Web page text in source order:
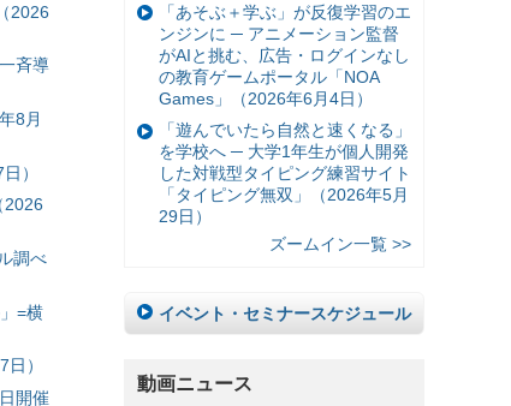
2026
斉導
8月
）
2026
調べ
=横
）
開催
「あそぶ＋学ぶ」が反復学習のエ
ンジンに ─ アニメーション監督
がAIと挑む、広告・ログインなし
の教育ゲームポータル「NOA
Games」（2026年6月4日）
「遊んでいたら自然と速くなる」
を学校へ ─ 大学1年生が個人開発
した対戦型タイピング練習サイト
「タイピング無双」（2026年5月
29日）
ズームイン一覧 >>
イベント・セミナースケジュール
動画ニュース